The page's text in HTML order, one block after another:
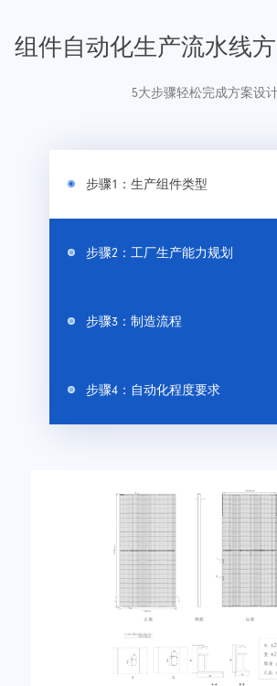
组件自动化生产流水线
5大步骤轻松完成方案设
步骤1：生产组件类型
步骤2：工厂生产能力规划
步骤3：制造流程
步骤4：自动化程度要求